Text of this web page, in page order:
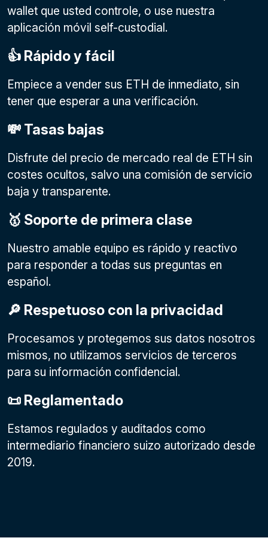
wallet que usted controle, o use nuestra
aplicación móvil self-custodial.
👍 Rápido y fácil
Empiece a vender sus ETH de inmediato, sin
tener que esperar a una verificación.
💸 Tasas bajas
Disfrute del precio de mercado real de ETH sin
costes ocultos, salvo una comisión de servicio
baja y transparente.
🥇 Soporte de primera clase
Nuestro amable equipo es rápido y reactivo
para responder a todas sus preguntas en
español.
🔎 Respetuoso con la privacidad
Procesamos y protegemos sus datos nosotros
mismos, no utilizamos servicios de terceros
para su información confidencial.
📜 Reglamentado
Estamos regulados y auditados como
intermediario financiero suizo autorizado desde
2019.